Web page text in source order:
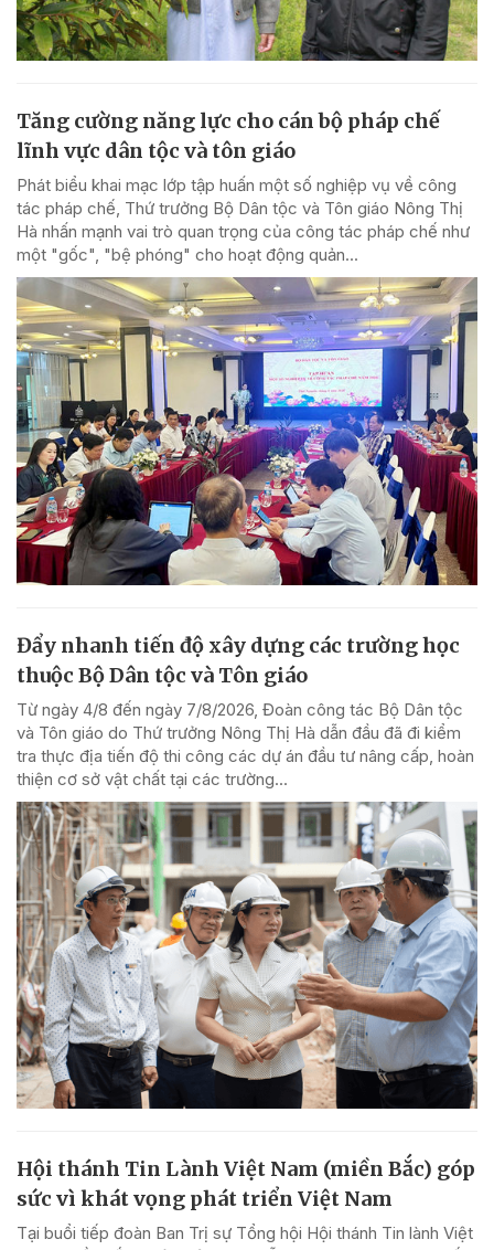
Tăng cường năng lực cho cán bộ pháp chế
lĩnh vực dân tộc và tôn giáo
Phát biểu khai mạc lớp tập huấn một số nghiệp vụ về công
tác pháp chế, Thứ trưởng Bộ Dân tộc và Tôn giáo Nông Thị
Hà nhấn mạnh vai trò quan trọng của công tác pháp chế như
một "gốc", "bệ phóng" cho hoạt động quản...
Đẩy nhanh tiến độ xây dựng các trường học
thuộc Bộ Dân tộc và Tôn giáo
Từ ngày 4/8 đến ngày 7/8/2026, Đoàn công tác Bộ Dân tộc
và Tôn giáo do Thứ trưởng Nông Thị Hà dẫn đầu đã đi kiểm
tra thực địa tiến độ thi công các dự án đầu tư nâng cấp, hoàn
thiện cơ sở vật chất tại các trường...
Hội thánh Tin Lành Việt Nam (miền Bắc) góp
sức vì khát vọng phát triển Việt Nam
Tại buổi tiếp đoàn Ban Trị sự Tổng hội Hội thánh Tin lành Việt